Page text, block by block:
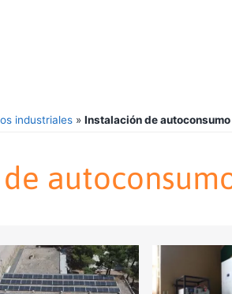
industriales » Instalación de